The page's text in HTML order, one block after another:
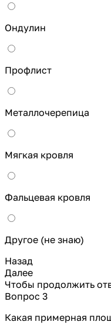
Ондулин
Профлист
Металлочерепица
Мягкая кровля
Фальцевая кровля
Другое (не знаю)
Назад
Далее
Чтобы продолжить
Вопрос 3
Какая примерная